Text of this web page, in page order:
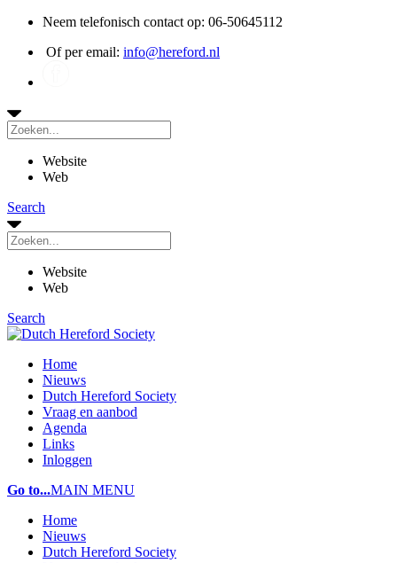
Neem telefonisch contact op: 06-50645112
Of per email: info@hereford.nl
Website
Web
Search
Website
Web
Search
Home
Nieuws
Dutch Hereford Society
Vraag en aanbod
Agenda
Links
Inloggen
Go to...MAIN MENU
Home
Nieuws
Dutch Hereford Society